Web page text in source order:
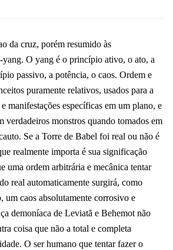
da cruz, porém resumido às
yang. O yang é o princípio ativo, o ato, a
passivo, a potência, o caos. Ordem e
puramente relativos, usados para a
manifestações específicas em um plano, e
verdadeiros monstros quando tomados em
Se a Torre de Babel foi real ou não é
realmente importa é sua significação
uma ordem arbitrária e mecânica tentar
real automaticamente surgirá, como
um caos absolutamente corrosivo e
demoníaca de Leviatã e Behemot não
coisa que não a total e completa
O ser humano que tentar fazer o